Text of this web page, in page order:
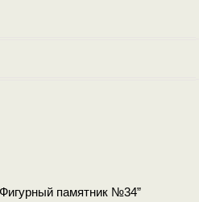
памятник №34”